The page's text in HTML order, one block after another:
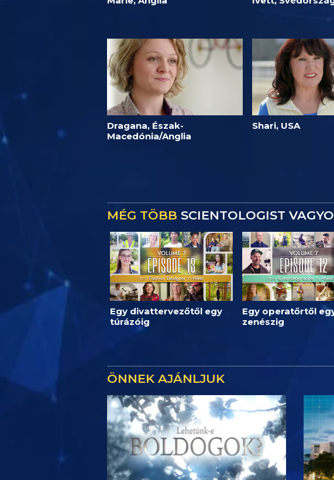
Dragana, Észak-
Macedónia/Anglia
Shari, USA
MÉG TÖBB SCIENTOLOGIST
Egy divattervezőtől egy
túrázóig
Egy operatőrtől
zenészig
ÖNNEK AJÁNLJUK